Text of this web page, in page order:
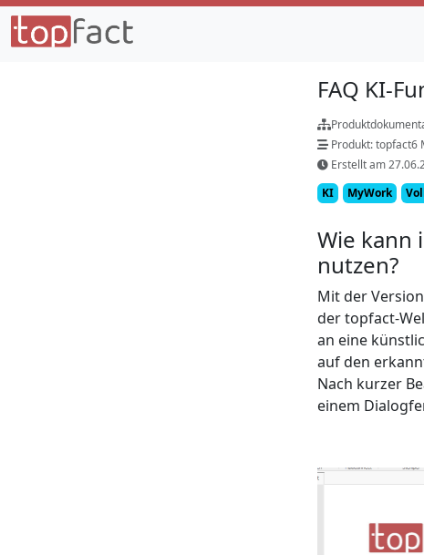
FAQ KI-
Produkt: topfact6
Erstellt am
KI
MyWork
Wie kann
nutzen?
Mit der
der topfact-
an eine
auf den
Nach kurzer
einem